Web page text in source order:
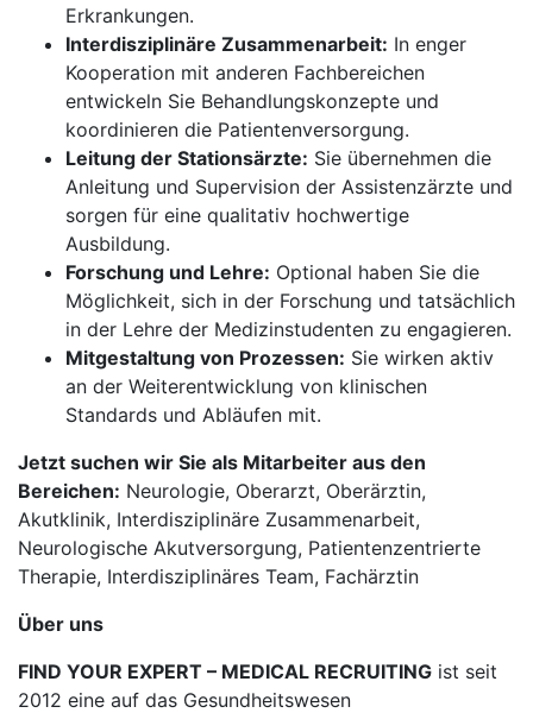
Erkrankungen.
Interdisziplinäre Zusammenarbeit: In enger
Kooperation mit anderen Fachbereichen
entwickeln Sie Behandlungskonzepte und
koordinieren die Patientenversorgung.
Leitung der Stationsärzte: Sie übernehmen die
Anleitung und Supervision der Assistenzärzte und
sorgen für eine qualitativ hochwertige
Ausbildung.
Forschung und Lehre: Optional haben Sie die
Möglichkeit, sich in der Forschung und tatsächlich
in der Lehre der Medizinstudenten zu engagieren.
Mitgestaltung von Prozessen: Sie wirken aktiv
an der Weiterentwicklung von klinischen
Standards und Abläufen mit.
Jetzt suchen wir Sie als Mitarbeiter aus den
Bereichen: Neurologie, Oberarzt, Oberärztin,
Akutklinik, Interdisziplinäre Zusammenarbeit,
Neurologische Akutversorgung, Patientenzentrierte
Therapie, Interdisziplinäres Team, Fachärztin
Über uns
FIND YOUR EXPERT – MEDICAL RECRUITING ist seit
2012 eine auf das Gesundheitswesen